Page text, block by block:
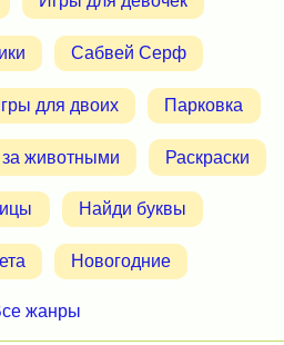
Сабвей Серф
для двоих Парковка
за животными Раскраски
Найди буквы
Новогодние
жанры